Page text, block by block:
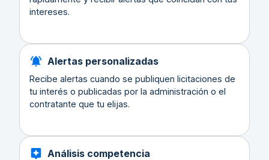
intereses.
Alertas personalizadas
Recibe alertas cuando se publiquen licitaciones de
tu interés o publicadas por la administración o el
contratante que tu elijas.
Análisis competencia